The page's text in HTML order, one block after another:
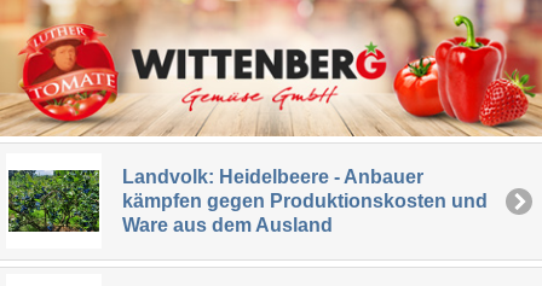
Landvolk: Heidelbeere - Anbauer
kämpfen gegen Produktionskosten und
Ware aus dem Ausland